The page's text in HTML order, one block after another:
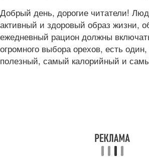
Добрый день, дорогие читатели!
активный и здоровый образ жизни,
ежедневный рацион должны
огромного выбора орехов, есть
полезный, самый калорийный и